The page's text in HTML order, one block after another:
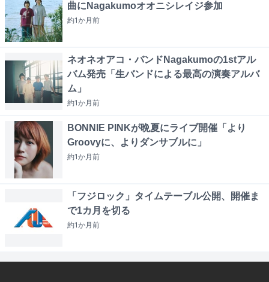
曲にNagakumoオオニシレイジ参加
約1か月前
ネオネオアコ・バンドNagakumoの1stアル
バム発売「生バンドによる最高の演奏アルバ
ム」
約1か月前
BONNIE PINKが晩夏にライブ開催「より
Groovyに、よりダンサブルに」
約1か月前
「フジロック」タイムテーブル公開、開催ま
で1カ月を切る
約1か月前